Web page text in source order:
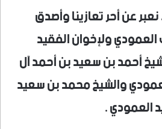
عن أحر تعازينا وأصدق
ولإخوان الفقيد
أحمد بن سعيد بن أحمد آل
والشيخ محمد بن سعيد
العمودي .